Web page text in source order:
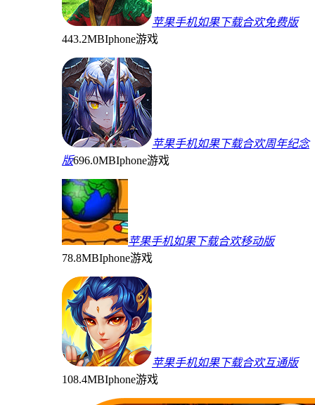
苹果手机如果下载合欢免费版
443.2MBIphone游戏
苹果手机如果下载合欢周年纪念
版696.0MBIphone游戏
苹果手机如果下载合欢移动版
78.8MBIphone游戏
苹果手机如果下载合欢互通版
108.4MBIphone游戏